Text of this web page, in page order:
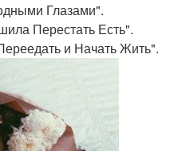
Глазами".
Перестать Есть".
и Начать Жить".